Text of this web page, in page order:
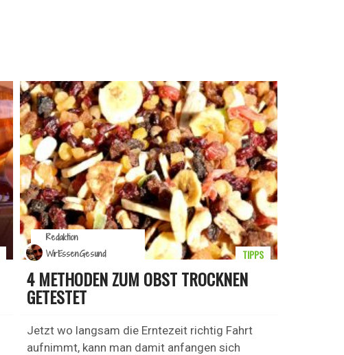
4 METHODEN ZUM OBST TROCKNEN
GETESTET
Jetzt wo langsam die Erntezeit richtig Fahrt
aufnimmt, kann man damit anfangen sich
TIPPS
Redaktion
WirEssenGesund